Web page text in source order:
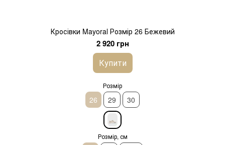
Кросівки Mayoral Розмір 26 Бежевий
2 920 грн
Купити
Розмір
26 29 30
Розмір, см